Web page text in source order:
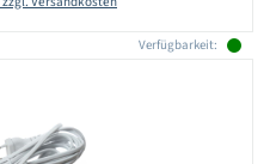
Verfügbarkeit: